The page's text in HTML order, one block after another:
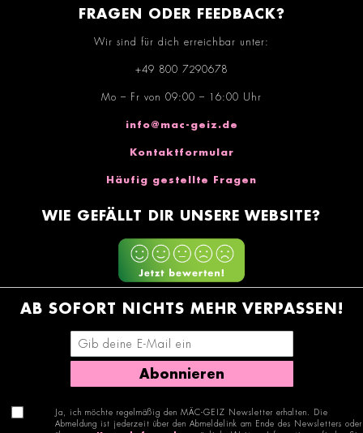
FRAGEN ODER FEEDBACK?
Wir sind für dich erreichbar unter:
+49 800 7290678
Mo – Fr von 09:00 – 16:00 Uhr
info@mac-geiz.de
Kontaktformular
Häufig gestellte Fragen
WIE GEFÄLLT DIR UNSERE WEBSITE?
AB SOFORT NICHTS MEHR VERPASSEN!
E-Mail-Adresse eingeben
Abonnieren
Ja, ich möchte regelmäßig den MÄC-GEIZ Newsletter erhalten. Die
Abmeldung ist jederzeit über den Abmeldelink am Ende des Newsletters oder